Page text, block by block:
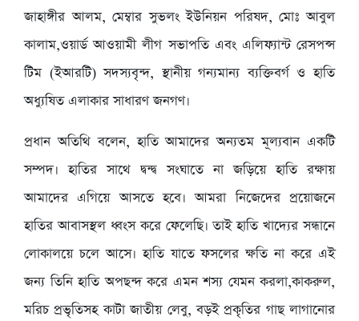
জাহাঙ্গীর আলম, মেম্বার সুভলং ইউনিয়ন পরিষদ, মোঃ আবুল
কালাম,ওয়ার্ড আওয়ামী লীগ সভাপতি এবং এলিফ্যান্ট রেসপন্স
টিম (ইআরটি) সদস্যবৃন্দ, স্থানীয় গন্যমান্য ব্যক্তিবর্গ ও হাতি
অধ্যুষিত এলাকার সাধারণ জনগণ।
প্রধান অতিথি বলেন, হাতি আমাদের অন্যতম মূল্যবান একটি
সম্পদ। হাতির সাথে দ্বন্দ্ব সংঘাতে না জড়িয়ে হাতি রক্ষায়
আমাদের এগিয়ে আসতে হবে। আমরা নিজেদের প্রয়োজনে
হাতির আবাসস্থল ধ্বংস করে ফেলেছি। তাই হাতি খাদ্যের সন্ধানে
লোকালয়ে চলে আসে। হাতি যাতে ফসলের ক্ষতি না করে এই
জন্য তিনি হাতি অপছন্দ করে এমন শস্য যেমন করলা,কাকরুল,
মরিচ প্রভৃতিসহ কাটা জাতীয় লেবু, বড়ই প্রকৃতির গাছ লাগানোর